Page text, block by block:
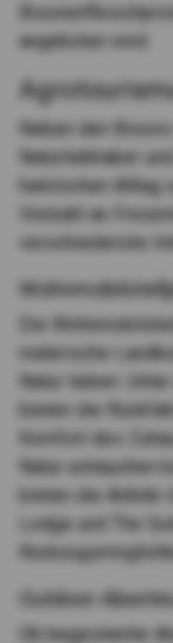
angeboten wird.
Neben den
Naturliebhaber
hektischen Alltag
Vielzahl an
verschiedenste
Die
malerische
Natur lieben.
bieten die
Komfort des
Natur eintauchen
bieten die
Lodge und The
Outdoor-
Ob begeisterter